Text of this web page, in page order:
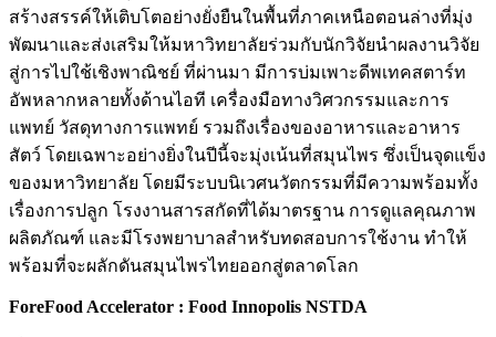
สร้างสรรค์ให้เติบโตอย่างยั่งยืนในพื้นที่ภาคเหนือตอนล่างที่มุ่ง
พัฒนาและส่งเสริมให้มหาวิทยาลัยร่วมกับนักวิจัยนำผลงานวิจัย
สู่การไปใช้เชิงพาณิชย์ ที่ผ่านมา มีการบ่มเพาะดีพเทคสตาร์ท
อัพหลากหลายทั้งด้านไอที เครื่องมือทางวิศวกรรมและการ
แพทย์ วัสดุทางการแพทย์ รวมถึงเรื่องของอาหารและอาหาร
สัตว์ โดยเฉพาะอย่างยิ่งในปีนี้จะมุ่งเน้นที่สมุนไพร ซึ่งเป็นจุดแข็ง
ของมหาวิทยาลัย โดยมีระบบนิเวศนวัตกรรมที่มีความพร้อมทั้ง
เรื่องการปลูก โรงงานสารสกัดที่ได้มาตรฐาน การดูแลคุณภาพ
ผลิตภัณฑ์ และมีโรงพยาบาลสำหรับทดสอบการใช้งาน ทำให้
พร้อมที่จะผลักดันสมุนไพรไทยออกสู่ตลาดโลก
ForeFood Accelerator : Food Innopolis NSTDA